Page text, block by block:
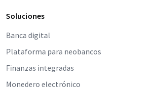
Soluciones
Banca digital
Plataforma para neobancos
Finanzas integradas
Monedero electrónico